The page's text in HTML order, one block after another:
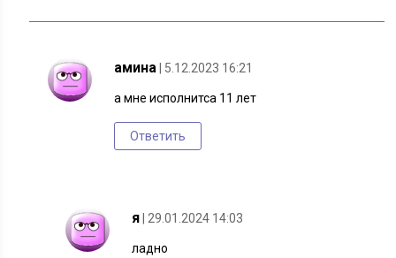
амина | 5.12.2023 16:21
а мне исполнитса 11 лет
Ответить
я | 29.01.2024 14:03
ладно